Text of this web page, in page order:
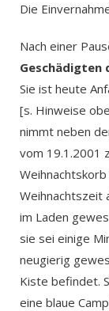
Die
Nach einer
Geschädigten
Sie ist heute
[s. Hinweise
nimmt neben
vom 19.1.2001
Weihnachtszeit
im Laden
sie sei einige
neugierig
Kiste befindet.
eine blaue